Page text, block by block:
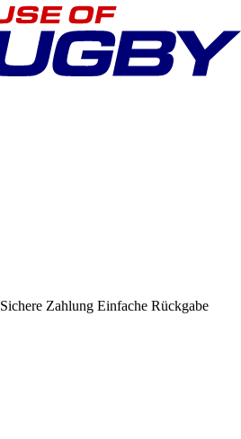
Sichere Zahlung Einfache Rückgabe